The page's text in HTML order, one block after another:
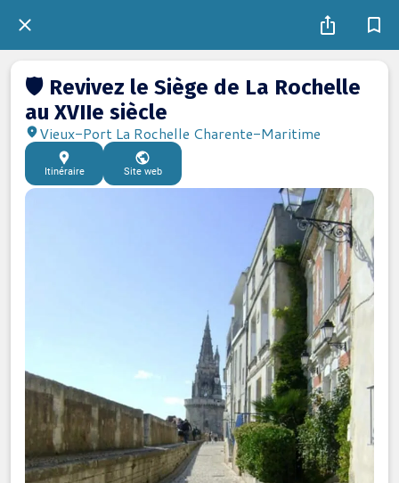
🛡️ Revivez le Siège de La Rochelle
au XVIIe siècle
Vieux-Port La Rochelle Charente-Maritime
Itinéraire Site web